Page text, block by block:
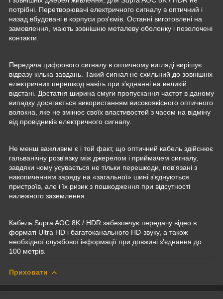
потрібні. Перетворювачі електричного сигналу в оптичний і
назад вбудовані в корпуси роз'ємів. Останні виготовлені на
замовлення, мають зовнішню металеву оболонку і позолочені
контакти.
Передача цифрового сигналу в оптичному вигляді вирішує
відразу кілька завдань. Такий сигнал не схильний до зовнішніх
електричних перешкод навіть при з'єднанні на великій
відстані. Достатня ширина смуги пропускання частот в даному
випадку досягається використанням високоякісного оптичного
волокна, яке не змінює своїх властивостей з часом на відміну
від провідників електричного сигналу.
Не менш важливим є і той факт, що оптичний кабель здійснює
гальванічну розв'язку між джерелом і приймачем сигналу,
завдяки чому усувається не тільки перешкоди, пов'язані з
накопиченням заряду на «загальної» шині з'єднуються
пристроїв, але і їх ризик з пошкодження при відсутності
належного заземлення.
Кабель Supra AOC 8K / HDR забезпечує передачу відео в
форматі Ultra HD і багатоканального HD-звуку, а також
необхідної службової інформації при довжині з'єднання до
100 метрів.
Приховати